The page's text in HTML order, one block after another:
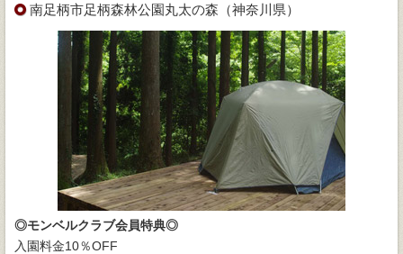
南足柄市足柄森林公園丸太の森（神奈川県）
◎モンベルクラブ会員特典◎
入園料金10％OFF